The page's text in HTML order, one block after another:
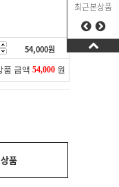
최근본상품
54,000원
품 금액 54,000 원
품